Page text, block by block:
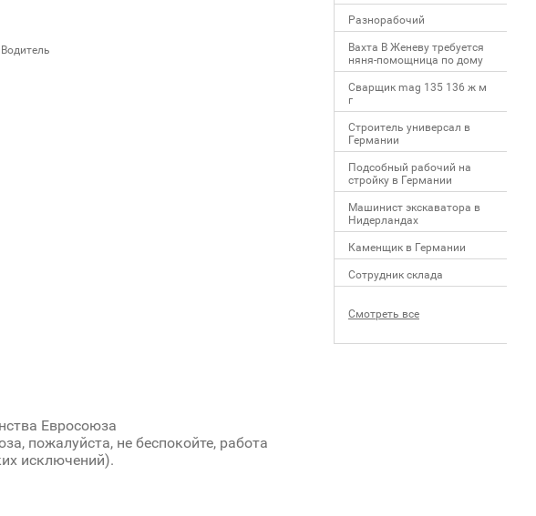
Евросоюза
пожалуйста, не беспокойте, работа
исключений).
Разнорабочий
Вахта В Женеву требуется
няня-помощница по дому
Сварщик mag 135 136 ж м
г
Строитель универсал в
Германии
Подсобный рабочий на
стройку в Германии
Машинист экскаватора в
Нидерландах
Каменщик в Германии
Сотрудник склада
Смотреть все